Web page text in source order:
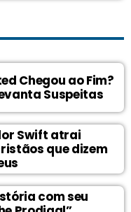
Chegou ao Fim?
Suspeitas
Swift atrai
que dizem
com seu